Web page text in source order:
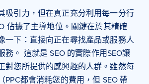
吸引力，但在真正充分利用每一分行
佔據了主導地位。關鍵在於其精確
一下：直接向正在尋找產品或服務人
務。 這就是 SEO 的實際作用SEO讓
對您所提供的感興趣的人群。雖然每
PPC都會消耗您的費用，但 SEO 帶